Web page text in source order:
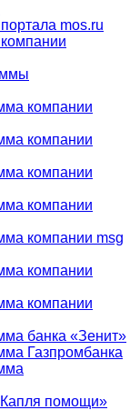
mos.ru
компании
компании
компании
компании
компании msg
компании
компании
банка «Зенит»
Газпромбанка
помощи»